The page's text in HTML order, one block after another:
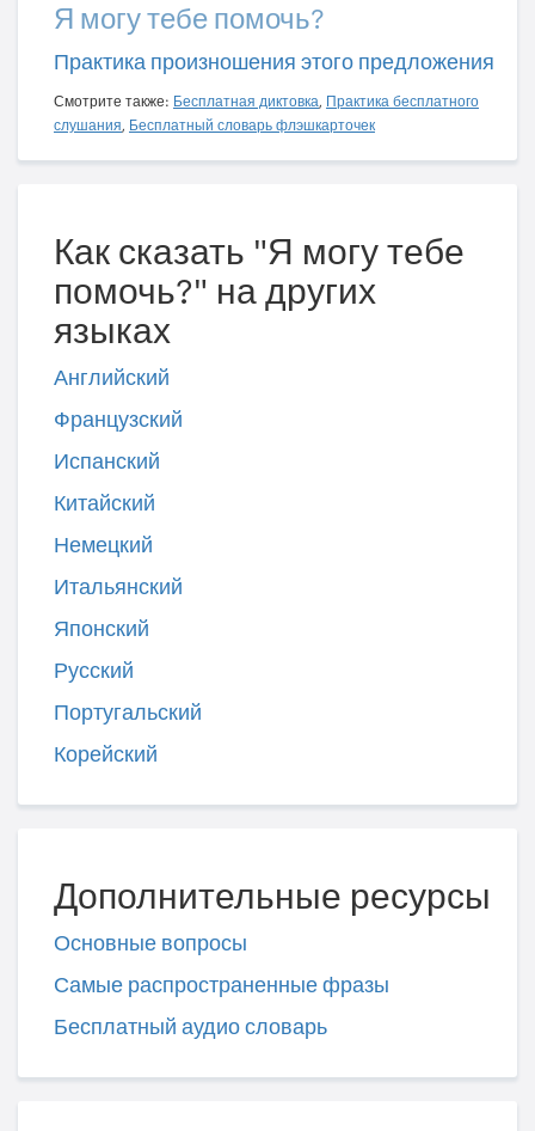
Я могу тебе помочь?
Практика произношения этого предложения
Смотрите также: Бесплатная диктовка, Практика бесплатного
слушания, Бесплатный словарь флэшкарточек
Как сказать "Я могу тебе
помочь?" на других
языках
Английский
Французский
Испанский
Китайский
Немецкий
Итальянский
Японский
Русский
Португальский
Корейский
Дополнительные ресурсы
Основные вопросы
Самые распространенные фразы
Бесплатный аудио словарь